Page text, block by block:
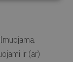
ir (ar)